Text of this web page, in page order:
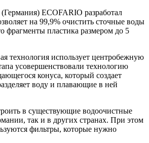
ECOFARIO разработал
на 99,9% очистить сточные воды
фрагменты пластика размером до 5
технология использует центробежную
усовершенствовали технологию
конуса, который создает
воду и плавающие в ней
в существующие водоочистные
так и в других странах. При этом
фильтры, которые нужно